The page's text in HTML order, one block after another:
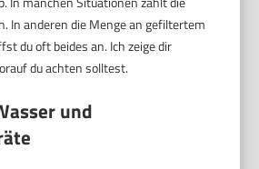
In anderen die Menge an gefiltertem
du oft beides an. Ich zeige dir
du achten solltest.
und